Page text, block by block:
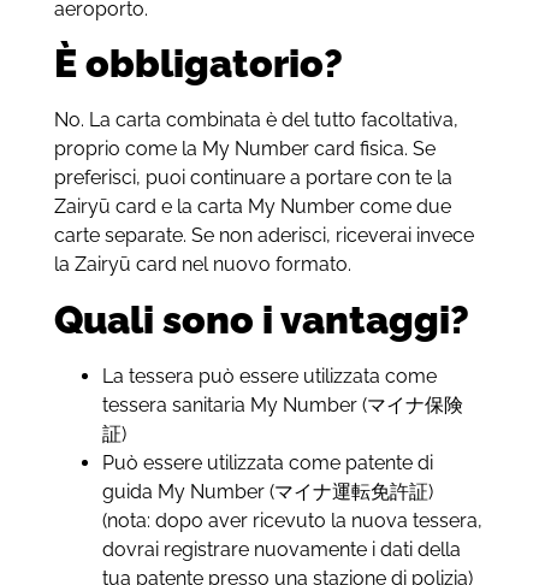
aeroporto.
È obbligatorio?
No. La carta combinata è del tutto facoltativa,
proprio come la My Number card fisica. Se
preferisci, puoi continuare a portare con te la
Zairyū card e la carta My Number come due
carte separate. Se non aderisci, riceverai invece
la Zairyū card nel nuovo formato.
Quali sono i vantaggi?
La tessera può essere utilizzata come
tessera sanitaria My Number (マイナ保険
証)
Può essere utilizzata come patente di
guida My Number (マイナ運転免許証)
(nota: dopo aver ricevuto la nuova tessera,
dovrai registrare nuovamente i dati della
tua patente presso una stazione di polizia)